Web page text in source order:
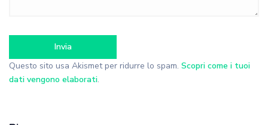
Questo sito usa Akismet per ridurre lo spam. Scopri come i tuoi
dati vengono elaborati.